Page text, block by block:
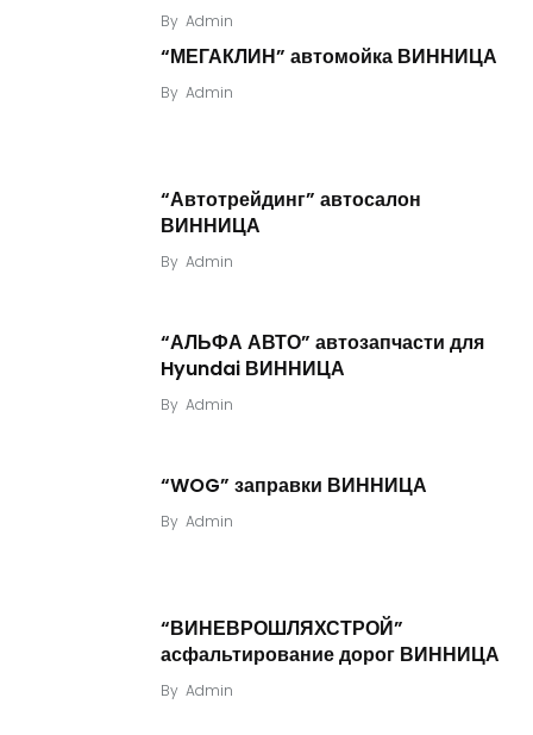
By Admin
“МЕГАКЛИН” автомойка ВИННИЦА
By Admin
“Автотрейдинг” автосалон
ВИННИЦА
By Admin
“АЛЬФА АВТО” автозапчасти для
Hyundai ВИННИЦА
By Admin
“WOG” заправки ВИННИЦА
By Admin
“ВИНЕВРОШЛЯХСТРОЙ”
асфальтирование дорог ВИННИЦА
By Admin